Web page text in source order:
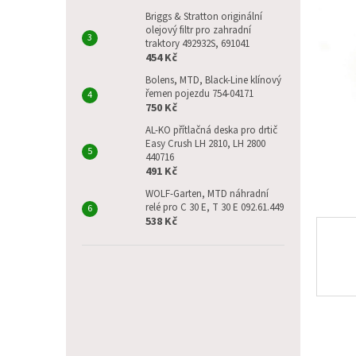
Briggs & Stratton originální
olejový filtr pro zahradní
traktory 492932S, 691041
454 Kč
Bolens, MTD, Black-Line klínový
řemen pojezdu 754-04171
750 Kč
AL-KO přítlačná deska pro drtič
Easy Crush LH 2810, LH 2800
440716
491 Kč
WOLF-Garten, MTD náhradní
relé pro C 30 E, T 30 E 092.61.449
538 Kč